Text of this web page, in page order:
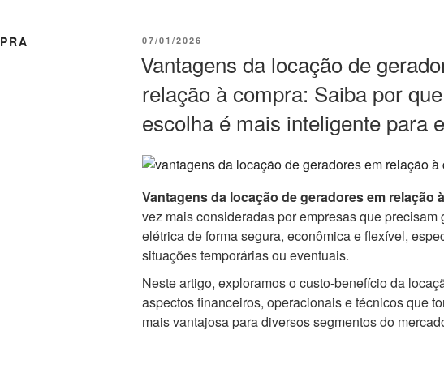
07/01/2026
Vantagens da locação de
relação à compra: Saiba por
escolha é mais inteligente para
Vantagens da locação de geradores em relação
vez mais consideradas por empresas que precisam
elétrica de forma segura, econômica e flexível,
situações temporárias ou eventuais.
Neste artigo, exploramos o custo-benefício da
aspectos financeiros, operacionais e técnicos que
mais vantajosa para diversos segmentos do